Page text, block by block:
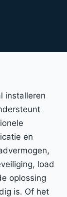
installeren
en
load
oplossing
is. Of het